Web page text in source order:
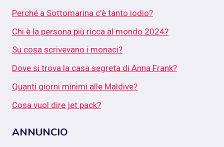
Perché a Sottomarina c'è tanto iodio?
Chi è la persona più ricca al mondo 2024?
Su cosa scrivevano i monaci?
Dove si trova la casa segreta di Anna Frank?
Quanti giorni minimi alle Maldive?
Cosa vuol dire jet pack?
ANNUNCIO